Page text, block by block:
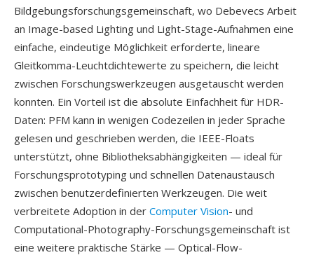
Bildgebungsforschungsgemeinschaft, wo Debevecs Arbeit
an Image-based Lighting und Light-Stage-Aufnahmen eine
einfache, eindeutige Möglichkeit erforderte, lineare
Gleitkomma-Leuchtdichtewerte zu speichern, die leicht
zwischen Forschungswerkzeugen ausgetauscht werden
konnten. Ein Vorteil ist die absolute Einfachheit für HDR-
Daten: PFM kann in wenigen Codezeilen in jeder Sprache
gelesen und geschrieben werden, die IEEE-Floats
unterstützt, ohne Bibliotheksabhängigkeiten — ideal für
Forschungsprototyping und schnellen Datenaustausch
zwischen benutzerdefinierten Werkzeugen. Die weit
verbreitete Adoption in der Computer Vision- und
Computational-Photography-Forschungsgemeinschaft ist
eine weitere praktische Stärke — Optical-Flow-